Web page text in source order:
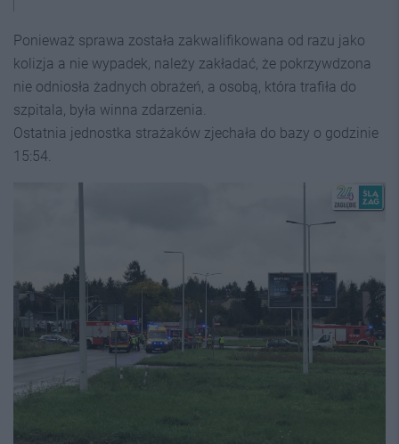
Ponieważ sprawa została zakwalifikowana od razu jako
kolizja a nie wypadek, należy zakładać, że pokrzywdzona
nie odniosła żadnych obrażeń, a osobą, która trafiła do
szpitala, była winna zdarzenia.
Ostatnia jednostka strażaków zjechała do bazy o godzinie
15:54.